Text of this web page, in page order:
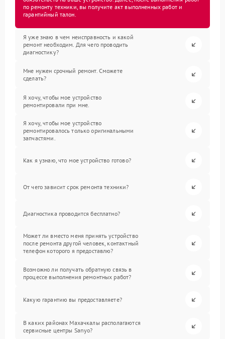
по ремонту техники, вы получите акт выполненных работ и
гарантийный талон.
Я уже знаю в чем неисправность и какой
ремонт необходим. Для чего проводить
диагностику?
Мне нужен срочный ремонт. Сможете
сделать?
Я хочу, чтобы мое устройство
ремонтировали при мне.
Я хочу, чтобы мое устройство
ремонтировалось только оригинальными
запчастями.
Как я узнаю, что мое устройство готово?
От чего зависит срок ремонта техники?
Диагностика проводится бесплатно?
Может ли вместо меня принять устройство
после ремонта другой человек, контактный
телефон которого я предоставлю?
Возможно ли получать обратную связь в
процессе выполнения ремонтных работ?
Какую гарантию вы предоставляете?
В каких районах Махачкалы располагаются
сервисные центры Sanyo?